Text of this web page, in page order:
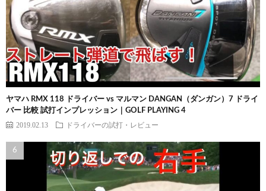
ヤマハ RMX 118 ドライバー vs マルマン DANGAN（ダンガン）7 ドライ
バー 比較 試打インプレッション｜GOLF PLAYING 4
2019.02.13 ドライバーの試打・レビュー